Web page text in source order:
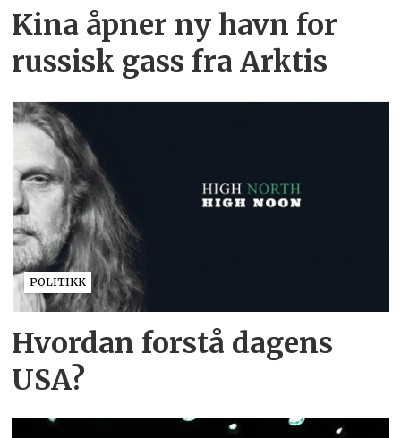
Kina åpner ny havn for
russisk gass fra Arktis
POLITIKK
Hvordan forstå dagens
USA?